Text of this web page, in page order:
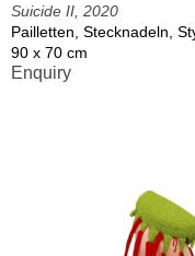
Suicide II, 2020
Pailletten, Stecknadeln,
90 x 70 cm
Enquiry